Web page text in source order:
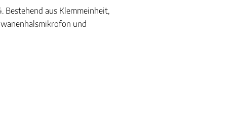
Bestehend aus Klemmeinheit,
und